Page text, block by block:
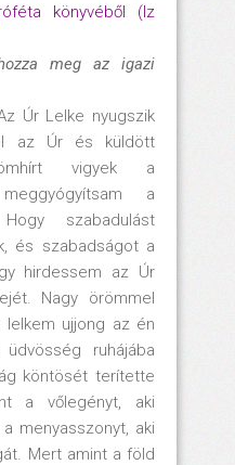
könyvéből (Iz
meg az igazi
Úr Lelke nyugszik
az Úr és küldött
vigyek a
a
szabadulást
és szabadságot a
hirdessem az Úr
Nagy örömmel
lelkem ujjong az én
ruhájába
köntösét terítette
a vőlegényt, aki
menyasszonyt, aki
Mert amint a föld